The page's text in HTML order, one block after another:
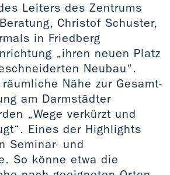
Leiters des Zentrums
Christof Schuster,
in Friedberg
„ihren neuen Platz
Neubau“.
Nähe zur Gesamt-
am Darmstädter
„Wege verkürzt und
Eines der Highlights
Seminar- und
So könne etwa die